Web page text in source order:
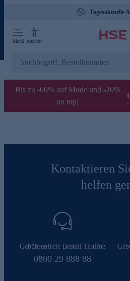
Tagesaktuelle
Menü Ansicht
Bis zu -60% auf Mode und -20%
on top!
Kontaktieren
helfen
Gebührenfreie Bestell-Hotline
0800 29 888 88